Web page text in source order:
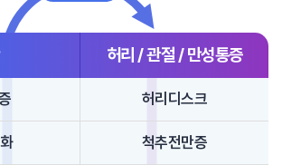
허리 / 관절 / 만성통증
허리디스크
척추전만증